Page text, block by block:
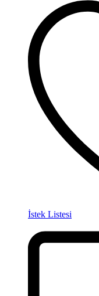
İstek Listesi